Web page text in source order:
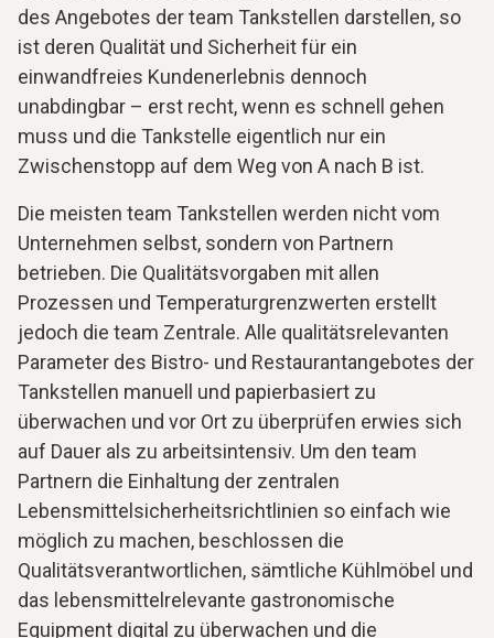
des Angebotes der team Tankstellen darstellen, so
ist deren Qualität und Sicherheit für ein
einwandfreies Kundenerlebnis dennoch
unabdingbar – erst recht, wenn es schnell gehen
muss und die Tankstelle eigentlich nur ein
Zwischenstopp auf dem Weg von A nach B ist.
Die meisten team Tankstellen werden nicht vom
Unternehmen selbst, sondern von Partnern
betrieben. Die Qualitätsvorgaben mit allen
Prozessen und Temperaturgrenzwerten erstellt
jedoch die team Zentrale. Alle qualitätsrelevanten
Parameter des Bistro- und Restaurantangebotes der
Tankstellen manuell und papierbasiert zu
überwachen und vor Ort zu überprüfen erwies sich
auf Dauer als zu arbeitsintensiv. Um den team
Partnern die Einhaltung der zentralen
Lebensmittelsicherheitsrichtlinien so einfach wie
möglich zu machen, beschlossen die
Qualitätsverantwortlichen, sämtliche Kühlmöbel und
das lebensmittelrelevante gastronomische
Equipment digital zu überwachen und die